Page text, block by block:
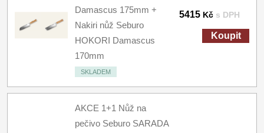
Damascus 175mm +
Nakiri nůž Seburo
HOKORI Damascus
170mm
SKLADEM
5415 Kč s DPH
Koupit
AKCE 1+1 Nůž na
pečivo Seburo SARADA